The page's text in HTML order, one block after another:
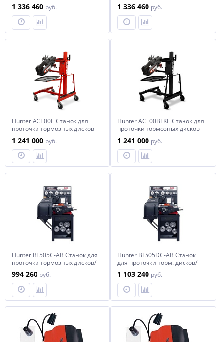
и пикапов (TOUCHSCREEN)
1 336 460 руб.
(Черный, TOUCHSCR)
1 336 460 руб.
Hunter ACE00E Станок для
проточки тормозных дисков
пикапов (Красный)
1 241 000 руб.
Hunter ACE00BLKE Станок для
проточки тормозных дисков
(Черный)
1 241 000 руб.
Hunter BL505С-AB Cтанок для
проточки тормозных дисков/
кожух, верстак
994 260 руб.
Hunter BL505DС-AB Cтанок
для проточки торм. дисков/
индикатор, кожух, верстак
1 103 240 руб.